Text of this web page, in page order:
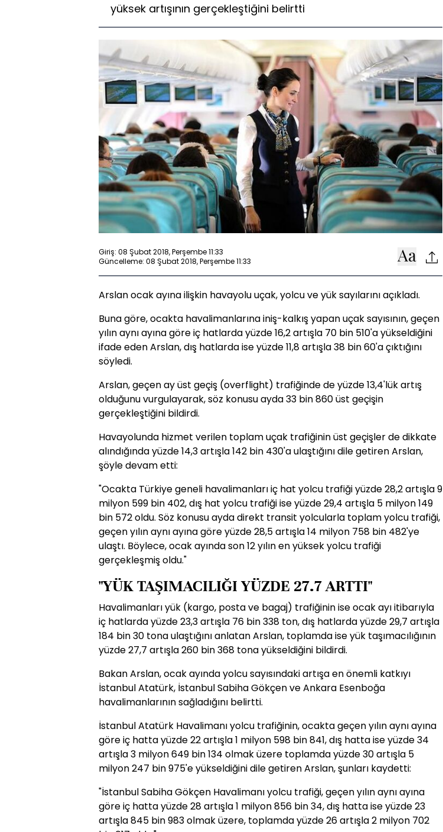
yüksek artışının gerçekleştiğini belirtti
Giriş: 08 Şubat 2018, Perşembe 11:33
Güncelleme: 08 Şubat 2018, Perşembe 11:33
Arslan ocak ayına ilişkin havayolu uçak, yolcu ve yük sayılarını açıkladı.
Buna göre, ocakta havalimanlarına iniş-kalkış yapan uçak sayısının, geçen
yılın aynı ayına göre iç hatlarda yüzde 16,2 artışla 70 bin 510'a yükseldiğini
ifade eden Arslan, dış hatlarda ise yüzde 11,8 artışla 38 bin 60'a çıktığını
söyledi.
Arslan, geçen ay üst geçiş (overflight) trafiğinde de yüzde 13,4'lük artış
olduğunu vurgulayarak, söz konusu ayda 33 bin 860 üst geçişin
gerçekleştiğini bildirdi.
Havayolunda hizmet verilen toplam uçak trafiğinin üst geçişler de dikkate
alındığında yüzde 14,3 artışla 142 bin 430'a ulaştığını dile getiren Arslan,
şöyle devam etti:
"Ocakta Türkiye geneli havalimanları iç hat yolcu trafiği yüzde 28,2 artışla 9
milyon 599 bin 402, dış hat yolcu trafiği ise yüzde 29,4 artışla 5 milyon 149
bin 572 oldu. Söz konusu ayda direkt transit yolcularla toplam yolcu trafiği,
geçen yılın aynı ayına göre yüzde 28,5 artışla 14 milyon 758 bin 482'ye
ulaştı. Böylece, ocak ayında son 12 yılın en yüksek yolcu trafiği
gerçekleşmiş oldu."
"YÜK TAŞIMACILIĞI YÜZDE 27.7 ARTTI"
Havalimanları yük (kargo, posta ve bagaj) trafiğinin ise ocak ayı itibarıyla
iç hatlarda yüzde 23,3 artışla 76 bin 338 ton, dış hatlarda yüzde 29,7 artışla
184 bin 30 tona ulaştığını anlatan Arslan, toplamda ise yük taşımacılığının
yüzde 27,7 artışla 260 bin 368 tona yükseldiğini bildirdi.
Bakan Arslan, ocak ayında yolcu sayısındaki artışa en önemli katkıyı
İstanbul Atatürk, İstanbul Sabiha Gökçen ve Ankara Esenboğa
havalimanlarının sağladığını belirtti.
İstanbul Atatürk Havalimanı yolcu trafiğinin, ocakta geçen yılın aynı ayına
göre iç hatta yüzde 22 artışla 1 milyon 598 bin 841, dış hatta ise yüzde 34
artışla 3 milyon 649 bin 134 olmak üzere toplamda yüzde 30 artışla 5
milyon 247 bin 975'e yükseldiğini dile getiren Arslan, şunları kaydetti:
"İstanbul Sabiha Gökçen Havalimanı yolcu trafiği, geçen yılın aynı ayına
göre iç hatta yüzde 28 artışla 1 milyon 856 bin 34, dış hatta ise yüzde 23
artışla 845 bin 983 olmak üzere, toplamda yüzde 26 artışla 2 milyon 702